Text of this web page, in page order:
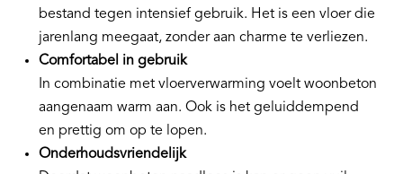
bestand tegen intensief gebruik. Het is een vloer die
jarenlang meegaat, zonder aan charme te verliezen.
Comfortabel in gebruik
In combinatie met vloerverwarming voelt woonbeton
aangenaam warm aan. Ook is het geluiddempend
en prettig om op te lopen.
Onderhoudsvriendelijk